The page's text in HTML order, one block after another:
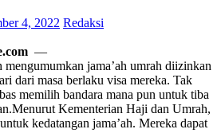
4, 2022 Redaksi
—
jama’ah umrah diizinkan
dari masa berlaku visa mereka. Tak
memilih bandara mana pun untuk tiba
Kementerian Haji dan Umrah,
kedatangan jama’ah. Mereka dapat